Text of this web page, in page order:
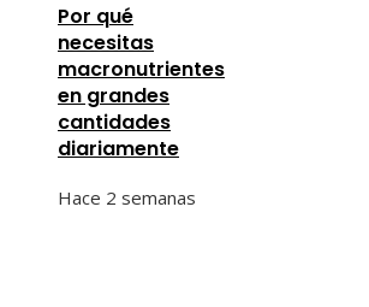
Por qué
necesitas
macronutrientes
en grandes
cantidades
diariamente
Hace 2 semanas